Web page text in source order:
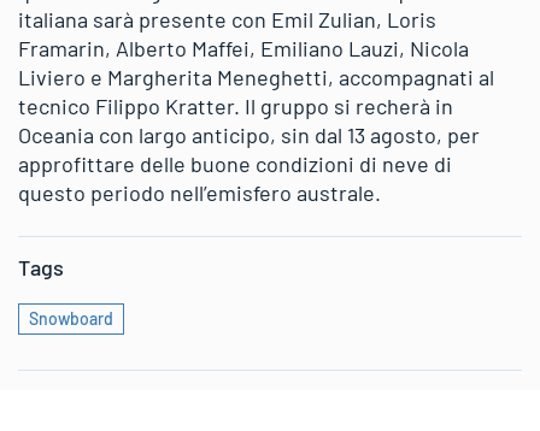
italiana sarà presente con Emil Zulian, Loris
Framarin, Alberto Maffei, Emiliano Lauzi, Nicola
Liviero e Margherita Meneghetti, accompagnati al
tecnico Filippo Kratter. Il gruppo si recherà in
Oceania con largo anticipo, sin dal 13 agosto, per
approfittare delle buone condizioni di neve di
questo periodo nell’emisfero australe.
Tags
Snowboard